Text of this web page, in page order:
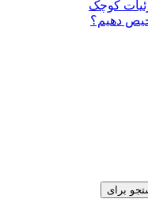
کوچک
دهیم؟
برای